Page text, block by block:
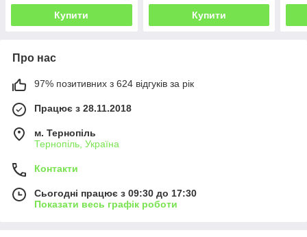
Купити Купити
Про нас
97% позитивних з 624 відгуків за рік
Працює з 28.11.2018
м. Тернопіль
Тернопіль, Україна
Контакти
Сьогодні працює з 09:30 до 17:30
Показати весь графік роботи